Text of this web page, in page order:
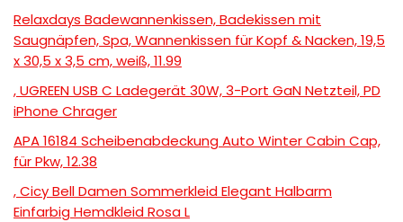
Relaxdays Badewannenkissen, Badekissen mit
Saugnäpfen, Spa, Wannenkissen für Kopf & Nacken, 19,5
x 30,5 x 3,5 cm, weiß, 11.99
, UGREEN USB C Ladegerät 30W, 3-Port GaN Netzteil, PD
iPhone Chrager
APA 16184 Scheibenabdeckung Auto Winter Cabin Cap,
für Pkw, 12.38
, Cicy Bell Damen Sommerkleid Elegant Halbarm
Einfarbig Hemdkleid Rosa L